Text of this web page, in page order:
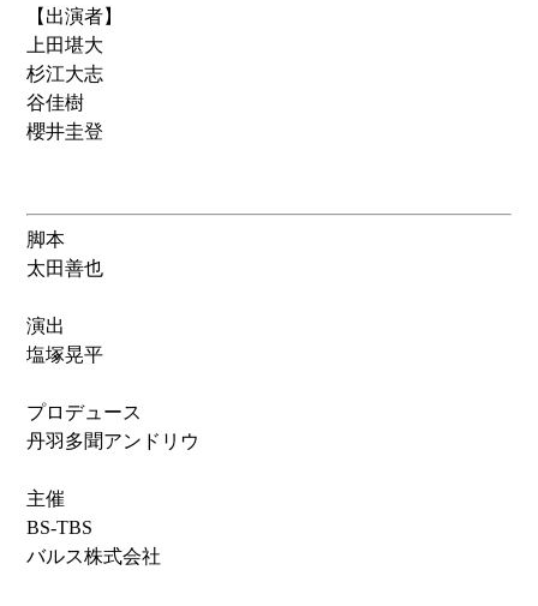
【出演者】
上田堪大
杉江大志
谷佳樹
櫻井圭登
脚本
太田善也
演出
塩塚晃平
プロデュース
丹羽多聞アンドリウ
主催
BS-TBS
バルス株式会社